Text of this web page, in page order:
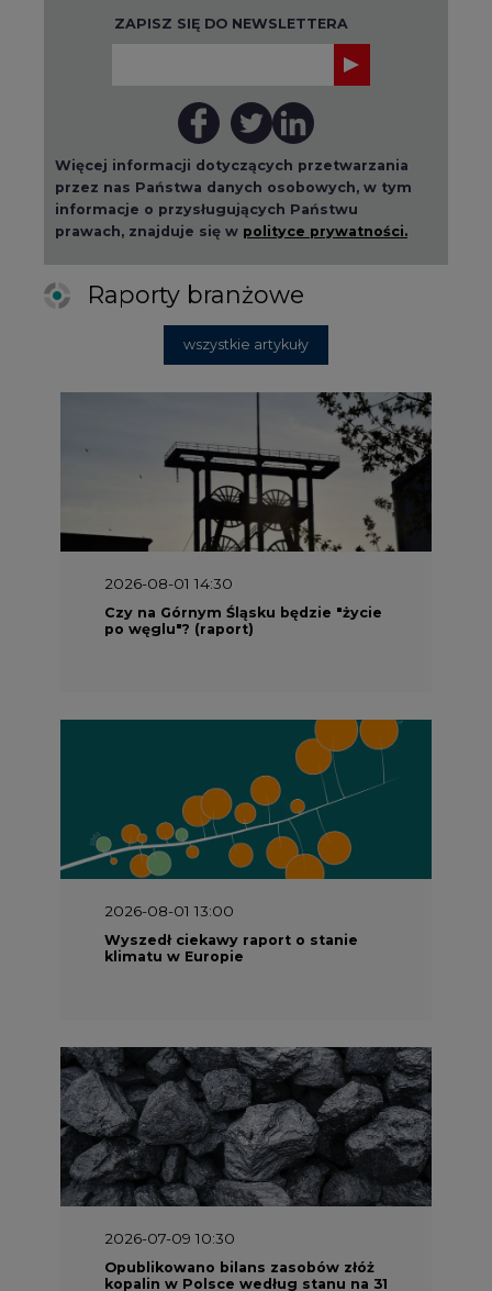
ZAPISZ SIĘ DO NEWSLETTERA
Więcej informacji dotyczących przetwarzania
przez nas Państwa danych osobowych, w tym
informacje o przysługujących Państwu
prawach, znajduje się w polityce prywatności.
Raporty branżowe
wszystkie artykuły
2026-08-01 14:30
Czy na Górnym Śląsku będzie "życie
po węglu"? (raport)
2026-08-01 13:00
Wyszedł ciekawy raport o stanie
klimatu w Europie
2026-07-09 10:30
Opublikowano bilans zasobów złóż
kopalin w Polsce według stanu na 31